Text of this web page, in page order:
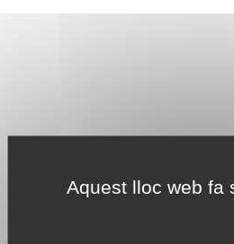
Aquest lloc web fa